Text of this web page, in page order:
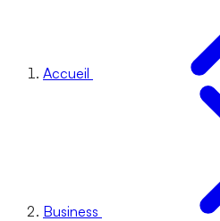
Accueil
Business